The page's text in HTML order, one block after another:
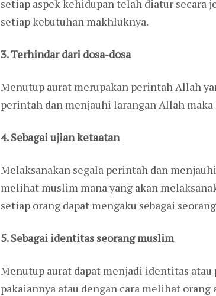
setiap aspek kehidupan telah diatur secara
setiap kebutuhan makhluknya.
3. Terhindar dari dosa-dosa
Menutup aurat merupakan perintah Allah
perintah dan menjauhi larangan Allah
4. Sebagai ujian ketaatan
Melaksanakan segala perintah dan
melihat muslim mana yang akan
setiap orang dapat mengaku sebagai
5. Sebagai identitas seorang muslim
Menutup aurat dapat menjadi identitas
pakaiannya atau dengan cara melihat